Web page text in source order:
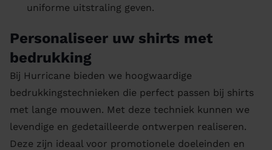
uniforme uitstraling geven.
Personaliseer uw shirts met
bedrukking
Bij Hurricane bieden we hoogwaardige
bedrukkingstechnieken die perfect passen bij shirts
met lange mouwen. Met deze techniek kunnen we
levendige en gedetailleerde ontwerpen realiseren.
Deze zijn ideaal voor promotionele doeleinden en